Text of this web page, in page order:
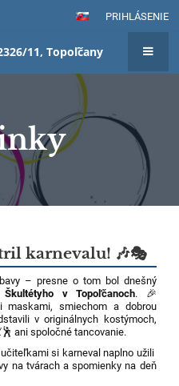
PRIHLÁSENIE
11, Topoľčany
karnevalu! 🎶🎭
– presne o tom bol dnešný
v Topoľčanoch. 🎉
maskami, smiechom a dobrou
v originálnych kostýmoch,
ani spoločné tancovanie.
si karneval naplno užili
na tvárach a spomienky na deň